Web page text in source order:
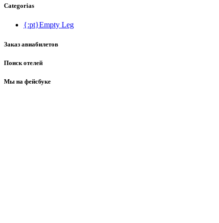
Categorias
{:pt}Empty Leg
Заказ авиабилетов
Поиск отелей
Мы на фейсбуке